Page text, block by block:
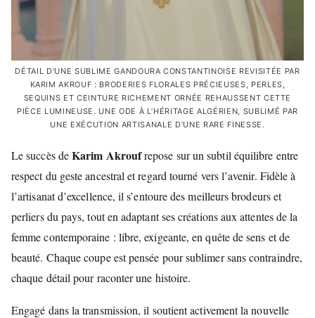
DÉTAIL D'UNE SUBLIME GANDOURA CONSTANTINOISE REVISITÉE PAR
KARIM AKROUF : BRODERIES FLORALES PRÉCIEUSES, PERLES,
SEQUINS ET CEINTURE RICHEMENT ORNÉE REHAUSSENT CETTE
PIÈCE LUMINEUSE. UNE ODE À L’HÉRITAGE ALGÉRIEN, SUBLIMÉ PAR
UNE EXÉCUTION ARTISANALE D’UNE RARE FINESSE.
Le succès deKarim Akroufrepose sur un subtil équilibre entre
respect du geste ancestral et regard tourné vers l’avenir. Fidèle à
l’artisanat d’excellence, il s’entoure des meilleurs brodeurs et
perliers du pays, tout en adaptant ses créations aux attentes de la
femme contemporaine : libre, exigeante, en quête de sens et de
beauté. Chaque coupe est pensée pour sublimer sans contraindre,
chaque détail pour raconter une histoire.
Engagé dans la transmission, il soutient activement la nouvelle